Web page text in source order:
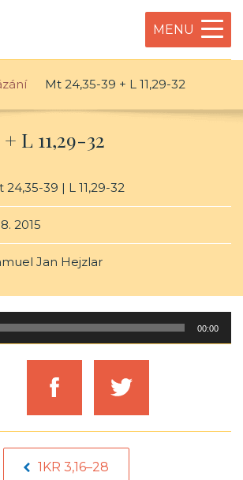
MENU
Mt 24,35-39 + L 11,29-32
L 11,29-32
24,35-39 | L 11,29-32
2015
Jan Hejzlar
00:00
1KR 3,16–28